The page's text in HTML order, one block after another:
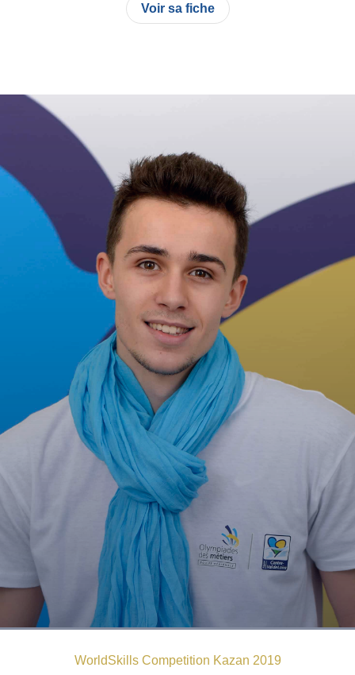
Voir sa fiche
WorldSkills Competition Kazan 2019